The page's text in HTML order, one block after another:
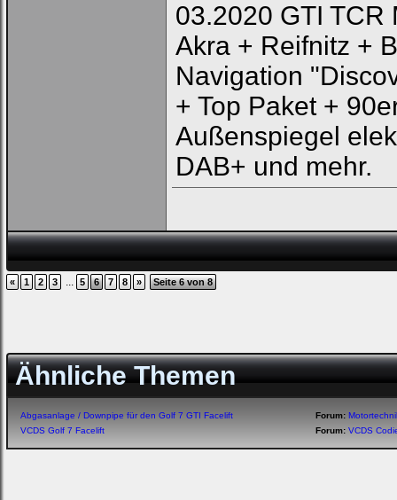
03.2020 GTI TCR
Akra + Reifnitz +
Navigation
+ Top Paket +
Außenspiegel
DAB+ und mehr.
« 1 2 3 ... 5 6 7 8 » Seite 6 von 8
Ähnliche Themen
Abgasanlage / Downpipe für den Golf 7 GTI Facelift Forum:
VCDS Golf 7 Facelift
Forum: VCDS